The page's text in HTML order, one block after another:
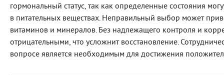
гормональный статус, так как определенные состояния
в питательных веществах. Неправильный выбор может
витаминов и минералов. Без надлежащего контроля и
отрицательными, что усложнит восстановление.
вопросе является необходимым для достижения